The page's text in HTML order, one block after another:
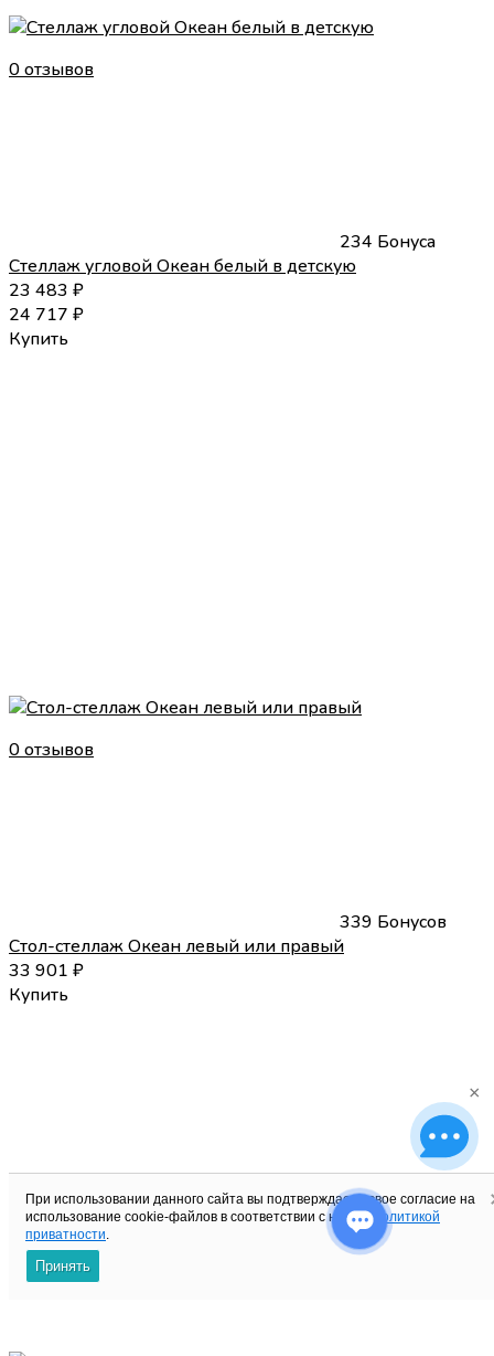
0 отзывов
234 Бонуса
Стеллаж угловой Океан белый в детскую
23 483 ₽
24 717 ₽
Купить
0 отзывов
339 Бонусов
Стол-стеллаж Океан левый или правый
33 901 ₽
Купить
При использовании данного сайта вы подтверждаете свое согласие на
использование cookie-файлов в соответствии с нашей политикой
приватности.
Принять
×